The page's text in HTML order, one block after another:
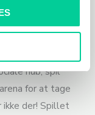
og de
progression på
Tom
en virkelig social
hub, spil
for at tage
der! Spillet